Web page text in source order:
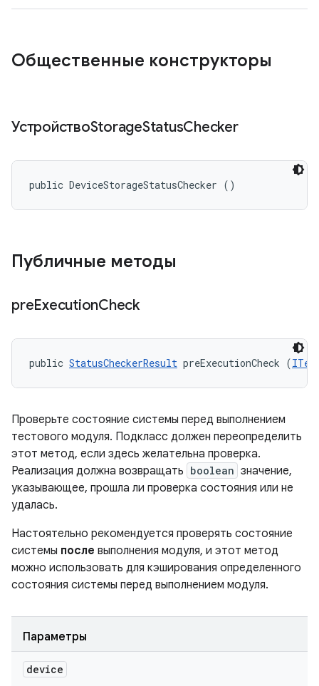
Общественные конструкторы
УстройствоStorageStatusChecker
public DeviceStorageStatusChecker ()
Публичные методы
preExecutionCheck
public StatusCheckerResult preExecutionCheck (
Проверьте состояние системы перед выполнением
тестового модуля. Подкласс должен переопределить
этот метод, если здесь желательна проверка.
Реализация должна возвращать boolean значение,
указывающее, прошла ли проверка состояния или не
удалась.
Настоятельно рекомендуется проверять состояние
системы после выполнения модуля, и этот метод
можно использовать для кэширования определенного
состояния системы перед выполнением модуля.
Параметры
device